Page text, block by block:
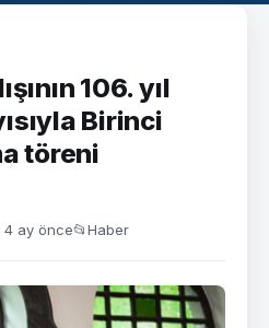
106. yıl
Birinci
töreni
ay önce📂Haber